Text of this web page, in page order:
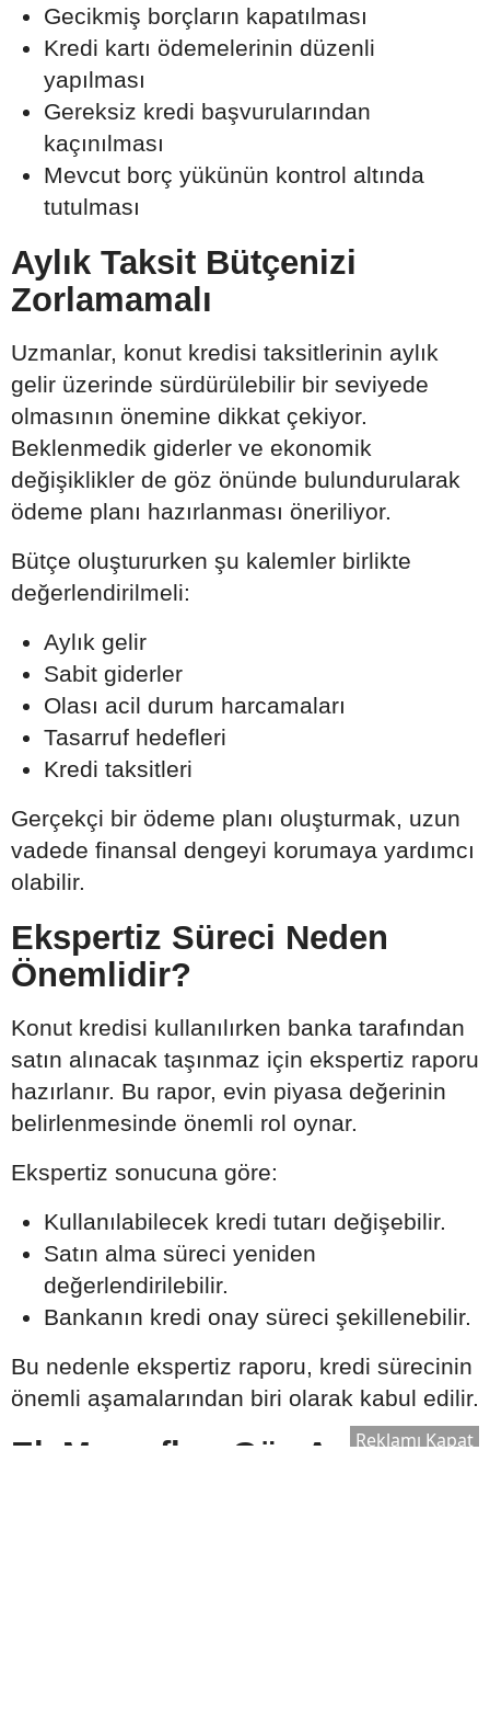
Gecikmiş borçların kapatılması
Kredi kartı ödemelerinin düzenli
yapılması
Gereksiz kredi başvurularından
kaçınılması
Mevcut borç yükünün kontrol altında
tutulması
Aylık Taksit Bütçenizi
Zorlamamalı
Uzmanlar, konut kredisi taksitlerinin aylık
gelir üzerinde sürdürülebilir bir seviyede
olmasının önemine dikkat çekiyor.
Beklenmedik giderler ve ekonomik
değişiklikler de göz önünde bulundurularak
ödeme planı hazırlanması öneriliyor.
Bütçe oluştururken şu kalemler birlikte
değerlendirilmeli:
Aylık gelir
Sabit giderler
Olası acil durum harcamaları
Tasarruf hedefleri
Kredi taksitleri
Gerçekçi bir ödeme planı oluşturmak, uzun
vadede finansal dengeyi korumaya yardımcı
olabilir.
Ekspertiz Süreci Neden
Önemlidir?
Konut kredisi kullanılırken banka tarafından
satın alınacak taşınmaz için ekspertiz raporu
hazırlanır. Bu rapor, evin piyasa değerinin
belirlenmesinde önemli rol oynar.
Ekspertiz sonucuna göre:
Kullanılabilecek kredi tutarı değişebilir.
Satın alma süreci yeniden
değerlendirilebilir.
Bankanın kredi onay süreci şekillenebilir.
Bu nedenle ekspertiz raporu, kredi sürecinin
önemli aşamalarından biri olarak kabul edilir.
Ek Masrafları Göz ArdıReklamı Kapat